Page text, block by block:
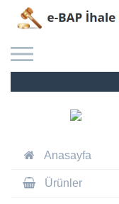
Anasayfa
Ürünler